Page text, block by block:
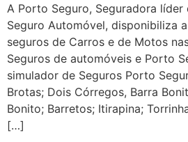
A Porto Seguro, Seguradora líder
Seguro Automóvel, disponibiliza
seguros de Carros e de Motos
Seguros de automóveis e Porto
simulador de Seguros Porto
Brotas; Dois Córregos, Barra
Bonito; Barretos; Itirapina;
[…]